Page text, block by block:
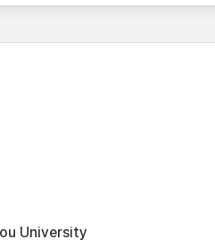
University